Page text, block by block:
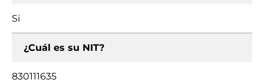
Si
¿Cuál es su NIT?
830111635